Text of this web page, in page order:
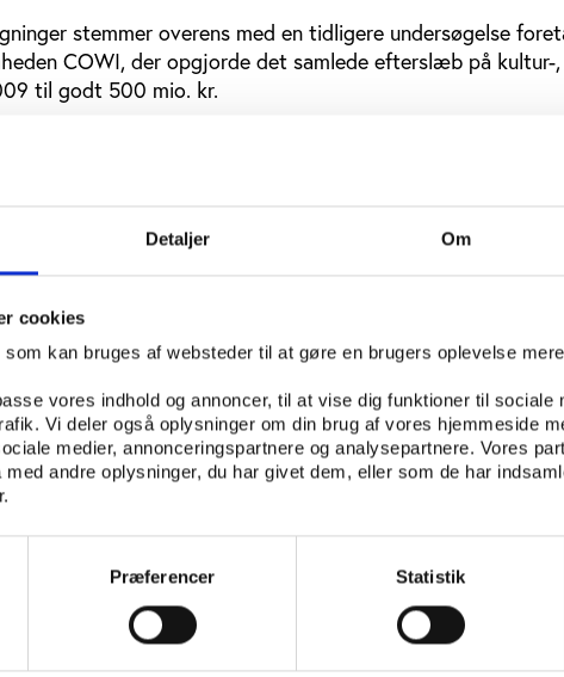
Detaljer Om
cookies
kan bruges af websteder til at gøre en brugers oplevelse mere
vores indhold og annoncer, til at vise dig funktioner til sociale
Vi deler også oplysninger om din brug af vores hjemmeside
medier, annonceringspartnere og analysepartnere. Vores
andre oplysninger, du har givet dem, eller som de har
Præferencer Statistik
stemmer overens med en tidligere undersøgelse
COWI, der opgjorde det samlede efterslæb på
til godt 500 mio. kr.
udbygning og tilpasning
kultur-, fritids- og idrætsfaciliteter skriger på at blive
behov for investeringer i udbygning og tilpasning af
analyser, at det årlige behov for udbygning og tilpasning
at være på 1,2 mia. kr. Det er 280 mio. kr. lavere end
har kommunerne vurderet kultur-, fritids- og
ud af de i alt fem kerneområder i forhold til at hæve
I toppen ligger folkeskoleområdet, som har behov
for 5,5 mia. kr. Dog understreger KL, at det mindre behov
fritids- og idrætsområdet ikke må blive en sovepude, når
og renoveringer: ”...kommunerne vurderer, at
på området. Således medfører det
behov for nye investeringer ikke, at det samlede
området bliver lavere. Behovet kan blot i højere grad
fastslår kommunerne i rapporten.